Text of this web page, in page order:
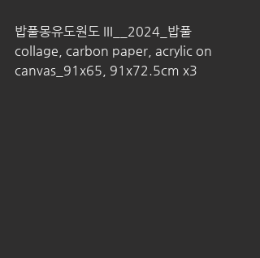
밥풀몽유도원도 III__2024_밥풀
collage, carbon paper, acrylic on
canvas_91x65, 91x72.5cm x3